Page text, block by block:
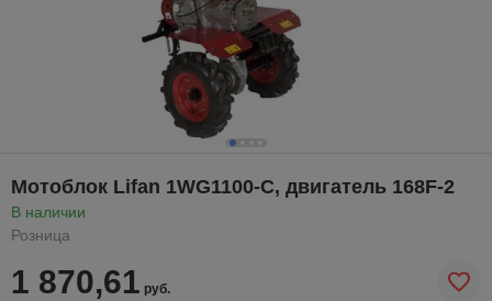
Мотоблок Lifan 1WG1100-C, двигатель 168F-2
В наличии
Розница
1 870,61 руб.